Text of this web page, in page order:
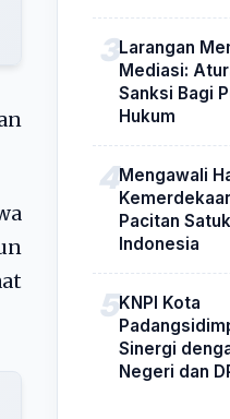
Larangan
Mediasi:
Sanksi Bagi
Hukum
Mengawali
Pacitan
Indonesia
KNPI Kota
Sinergi
Negeri dan